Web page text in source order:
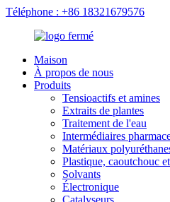
Téléphone : +86 18321679576
Maison
À propos de nous
Produits
Tensioactifs et amines
Extraits de plantes
Traitement de l'eau
Intermédiaires
Matériaux
Plastique, caoutchouc
Solvants
Électronique
Catalyseurs